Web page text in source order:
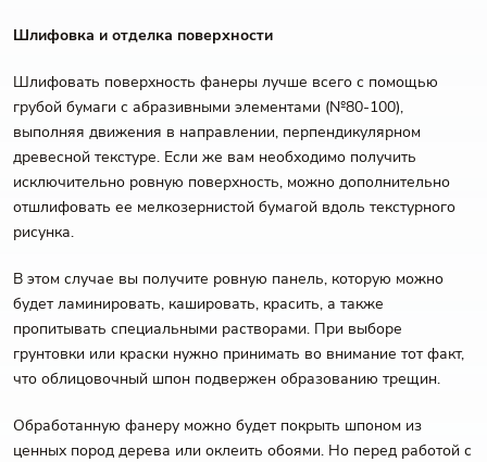
Шлифовка и отделка поверхности
Шлифовать поверхность фанеры лучше всего с помощью
грубой бумаги с абразивными элементами (№80-100),
выполняя движения в направлении, перпендикулярном
древесной текстуре. Если же вам необходимо получить
исключительно ровную поверхность, можно дополнительно
отшлифовать ее мелкозернистой бумагой вдоль текстурного
рисунка.
В этом случае вы получите ровную панель, которую можно
будет ламинировать, кашировать, красить, а также
пропитывать специальными растворами. При выборе
грунтовки или краски нужно принимать во внимание тот факт,
что облицовочный шпон подвержен образованию трещин.
Обработанную фанеру можно будет покрыть шпоном из
ценных пород дерева или оклеить обоями. Но перед работой с